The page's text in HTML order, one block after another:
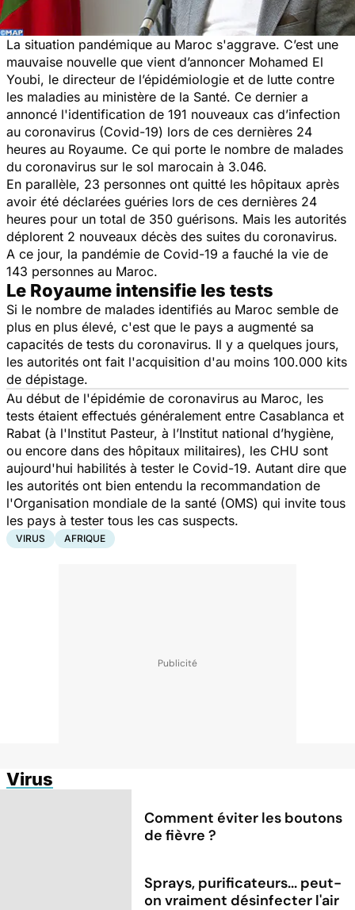
La situation pandémique au Maroc s'aggrave. C’est une
mauvaise nouvelle que vient d’annoncer Mohamed El
Youbi, le directeur de l’épidémiologie et de lutte contre
les maladies au ministère de la Santé. Ce dernier a
annoncé l'identification de 191 nouveaux cas d’infection
au coronavirus (Covid-19) lors de ces dernières 24
heures au Royaume. Ce qui porte le nombre de malades
du coronavirus sur le sol marocain à 3.046.
En parallèle, 23 personnes ont quitté les hôpitaux après
avoir été déclarées guéries lors de ces dernières 24
heures pour un total de 350 guérisons. Mais les autorités
déplorent 2 nouveaux décès des suites du coronavirus.
A ce jour, la pandémie de Covid-19 a fauché la vie de
143 personnes au Maroc.
Le Royaume intensifie les tests
Si le nombre de malades identifiés au Maroc semble de
plus en plus élevé, c'est que le pays a augmenté sa
capacités de tests du coronavirus. Il y a quelques jours,
les autorités ont fait l'acquisition d'au moins 100.000 kits
de dépistage.
Au début de l'épidémie de coronavirus au Maroc, les
tests étaient effectués généralement entre Casablanca et
Rabat (à l'Institut Pasteur, à l’Institut national d’hygiène,
ou encore dans des hôpitaux militaires), les CHU sont
aujourd'hui habilités à tester le Covid-19. Autant dire que
les autorités ont bien entendu la recommandation de
l'Organisation mondiale de la santé (OMS) qui invite tous
les pays à tester tous les cas suspects.
VIRUS AFRIQUE
Virus
Comment éviter les boutons
de fièvre ?
Sprays, purificateurs... peut-
on vraiment désinfecter l'air